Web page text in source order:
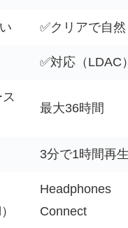
✅クリアで自然
✅対応（LDAC）
最大36時間
3分で1時間再生
Headphones
Connect